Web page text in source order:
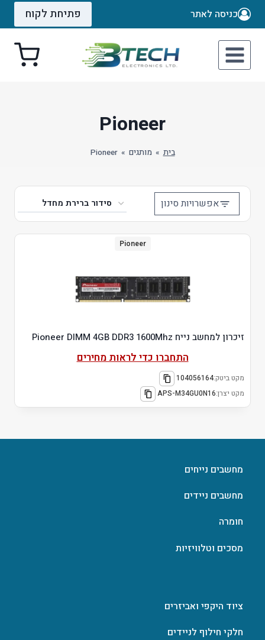
Skip
כניסה לאתר פתיחת לקוח
Pioneer
בית » מותגים »
Pioneer
אפשרויות סינון
Pioneer
זיכרון למחשב נייח Pioneer DIMM 4GB DDR3 1600Mhz
התחברו כדי לראות מחירים
מקט ביטק:104056164
מקט יצרן:APS-M34GU0N16
מחשבים נייחים
מחשבים ניידים
חומרה
מסכים וטלוויזיות
ציוד היקפי ואביזרים
חלקי חילוף לניידים